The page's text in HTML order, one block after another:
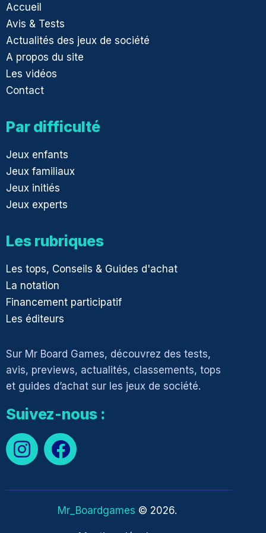
Accueil
Avis & Tests
Actualités des jeux de société
A propos du site
Les vidéos
Contact
Par difficulté
Jeux enfants
Jeux familiaux
Jeux initiés
Jeux experts
Les rubriques
Les tops, Conseils & Guides d'achat
La notation
Financement participatif
Les éditeurs
Sur Mr Board Games, découvrez des tests,
avis, previews, actualités, classements, tops
et guides d’achat sur les jeux de société.
Suivez-nous :
Mr_Boardgames © 2026.